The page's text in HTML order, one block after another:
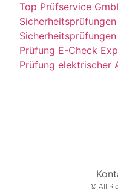
Top Prüfservice
Prüfung E-Check
Prüfung elektrischer
© All